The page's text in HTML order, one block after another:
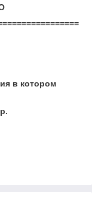
в котором